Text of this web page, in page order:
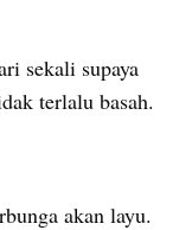
sekali supaya
terlalu basah.
akan layu.